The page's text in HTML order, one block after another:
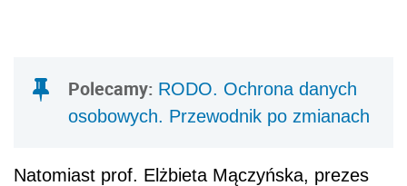
Polecamy: RODO. Ochrona danych
osobowych. Przewodnik po zmianach
Natomiast prof. Elżbieta Mączyńska, prezes